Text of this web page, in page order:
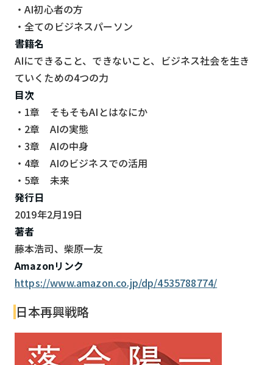
・AI初心者の方
・全てのビジネスパーソン
書籍名
AIにできること、できないこと、ビジネス社会を生き
ていくための4つの力
目次
・1章 そもそもAIとはなにか
・2章 AIの実態
・3章 AIの中身
・4章 AIのビジネスでの活用
・5章 未来
発行日
2019年2月19日
著者
藤本浩司、柴原一友
Amazonリンク
https://www.amazon.co.jp/dp/4535788774/
日本再興戦略